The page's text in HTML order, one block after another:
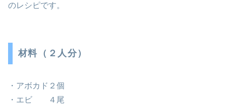
のレシピです。
材料（２人分）
・アボカド２個
・エビ ４尾